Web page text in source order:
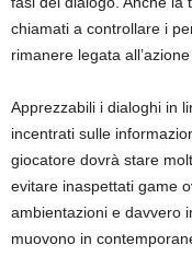
chiamati a controllare i
rimanere legata
Apprezzabili i dialoghi in
incentrati sulle
giocatore dovrà stare
evitare inaspettati game
ambientazioni e davvero
muovono in